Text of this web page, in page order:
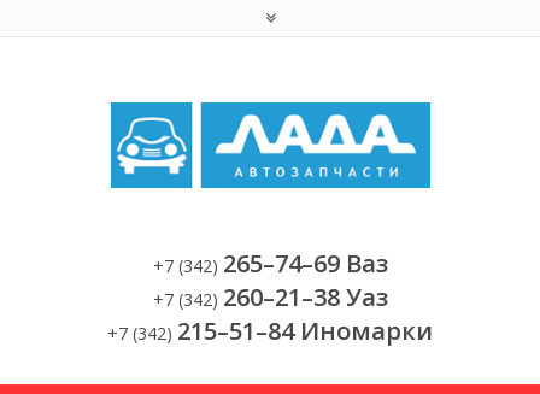
+7 (342) 265–74–69 Ваз
+7 (342) 260–21–38 Уаз
+7 (342) 215–51–84 Иномарки